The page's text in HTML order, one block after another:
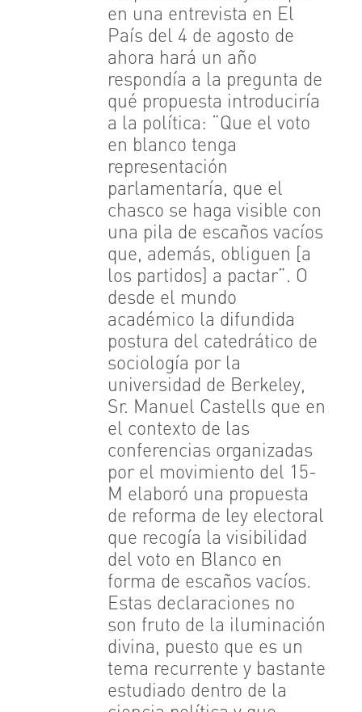
en una entrevista en El
País del 4 de agosto de
ahora hará un año
respondía a la pregunta de
qué propuesta introduciría
a la política: “Que el voto
en blanco tenga
representación
parlamentaría, que el
chasco se haga visible con
una pila de escaños vacíos
que, además, obliguen [a
los partidos] a pactar”. O
desde el mundo
académico la difundida
postura del catedrático de
sociología por la
universidad de Berkeley,
Sr. Manuel Castells que en
el contexto de las
conferencias organizadas
por el movimiento del 15-
M elaboró una propuesta
de reforma de ley electoral
que recogía la visibilidad
del voto en Blanco en
forma de escaños vacíos.
Estas declaraciones no
son fruto de la iluminación
divina, puesto que es un
tema recurrente y bastante
estudiado dentro de la